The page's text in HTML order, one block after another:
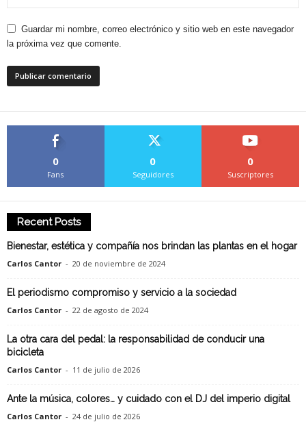
Guardar mi nombre, correo electrónico y sitio web en este navegador
la próxima vez que comente.
0
Fans
0
Seguidores
0
Suscriptores
Recent Posts
Bienestar, estética y compañía nos brindan las plantas en el hogar
Carlos Cantor - 20 de noviembre de 2024
El periodismo compromiso y servicio a la sociedad
Carlos Cantor - 22 de agosto de 2024
La otra cara del pedal: la responsabilidad de conducir una
bicicleta
Carlos Cantor - 11 de julio de 2026
Ante la música, colores… y cuidado con el DJ del imperio digital
Carlos Cantor - 24 de julio de 2026